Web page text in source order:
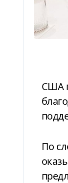
США подталкивают Украину подписать мирное соглашение к Дню
По словам пяти источников, знакомых с ходом переговоров, Белый дом